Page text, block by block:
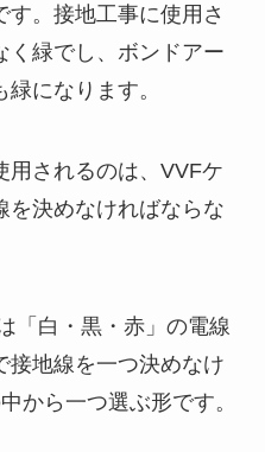
。接地工事に使用さ
く緑でし、ボンドアー
になります。
用されるのは、VVFケ
を決めなければならな
「白・黒・赤」の電線
接地線を一つ決めなけ
から一つ選ぶ形です。